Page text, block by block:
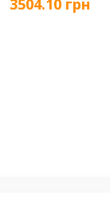
3504.10 грн